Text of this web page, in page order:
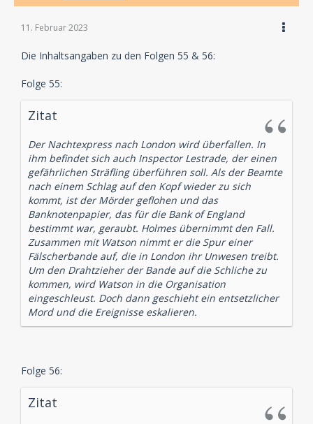
11. Februar 2023
Die Inhaltsangaben zu den Folgen 55 & 56:
Folge 55:
Zitat
Der Nachtexpress nach London wird überfallen. In
ihm befindet sich auch Inspector Lestrade, der einen
gefährlichen Sträfling überführen soll. Als der Beamte
nach einem Schlag auf den Kopf wieder zu sich
kommt, ist der Mörder geflohen und das
Banknotenpapier, das für die Bank of England
bestimmt war, geraubt. Holmes übernimmt den Fall.
Zusammen mit Watson nimmt er die Spur einer
Fälscherbande auf, die in London ihr Unwesen treibt.
Um den Drahtzieher der Bande auf die Schliche zu
kommen, wird Watson in die Organisation
eingeschleust. Doch dann geschieht ein entsetzlicher
Mord und die Ereignisse eskalieren.
Folge 56:
Zitat